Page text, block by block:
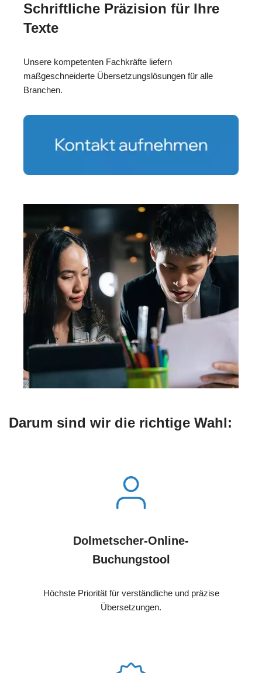
Schriftliche Präzision für Ihre
Texte
Unsere kompetenten Fachkräfte liefern
maßgeschneiderte Übersetzungslösungen für alle
Branchen.
Darum sind wir die richtige Wahl:
Dolmetscher-Online-
Buchungstool
Höchste Priorität für verständliche und präzise
Übersetzungen.